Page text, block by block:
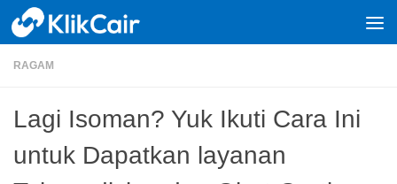
Skip to content
RAGAM
Lagi Isoman? Yuk Ikuti Cara Ini
untuk Dapatkan layanan